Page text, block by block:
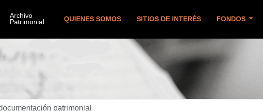
QUIENES SOMOS SITIOS DE INTERÉS FONDOS